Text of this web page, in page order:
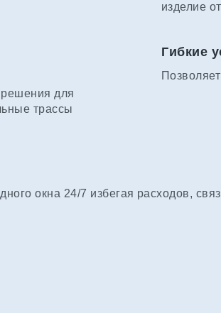
изделие
решения для
трассы
Гибкие
окна 24/7 избегая расходов,